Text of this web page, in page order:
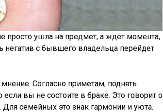
просто ушла на предмет, а ждёт момента,
негатив с бывшего владельца перейдет
Согласно приметам, поднять
вы не состоите в браке. Это говорит о
Для семейных это знак гармонии и уюта.